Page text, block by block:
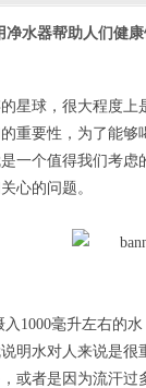
净水器帮助人们健
星球，很大程度上
重要性，为了能
一个值得我们考虑
心的问题。
1000毫升左右的
明水对人来说是
或者是因为流汗